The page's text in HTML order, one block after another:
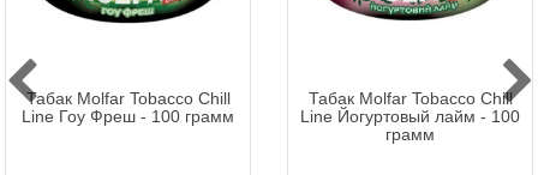
Табак Molfar Tobacco Chill
Line Гоу Фреш - 100 грамм
Табак Molfar Tobacco Chill
Line Йогуртовый лайм - 100
грамм